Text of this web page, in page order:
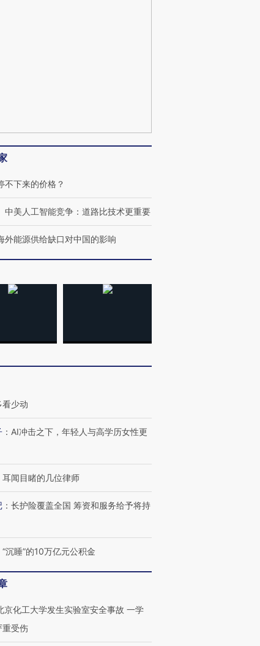
金
们甘
马航飞行员跨国走私7万
粒摇头丸 尿检体内含3种
毒品
视线｜被称为“蟑螂”的印
链博
有意思的生活方式·第三对
住三大增长引擎是什么？
不下来的价格？
中美人工智能竞争：道路比技术更重要
外能源供给缺口对中国的影响
看少动
： AI冲击之下，年轻人与高学历女性更
耳闻目睹的几位律师
： 长护险覆盖全国 筹资和服务给予将持
“沉睡”的10万亿元公积金
京化工大学发生实验室安全事故 一学
重受伤